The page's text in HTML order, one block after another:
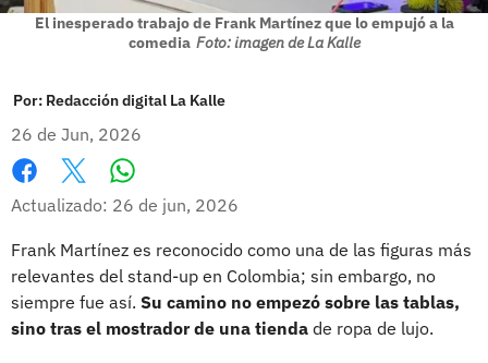
El inesperado trabajo de Frank Martínez que lo empujó a la
comedia Foto: imagen de La Kalle
Por: Redacción digital La Kalle
26 de Jun, 2026
Facebook
X
Actualizado: 26 de jun, 2026
Frank Martínez es reconocido como una de las figuras más
relevantes del stand-up en Colombia; sin embargo, no
siempre fue así. Su camino no empezó sobre las tablas,
sino tras el mostrador de una tienda de ropa de lujo.